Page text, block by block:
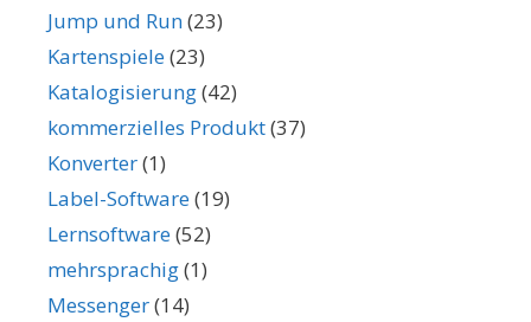
Jump und Run(23)
Kartenspiele(23)
Katalogisierung(42)
kommerzielles Produkt(37)
Konverter(1)
Label-Software(19)
Lernsoftware(52)
mehrsprachig(1)
Messenger(14)